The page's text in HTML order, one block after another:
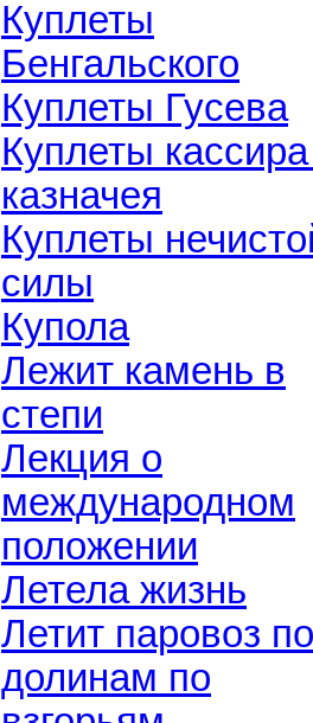
Куплеты
Бенгальского
Куплеты Гусева
Куплеты
казначея
Куплеты
силы
Купола
Лежит камень в
степи
Лекция о
международном
положении
Летела жизнь
Летит паровоз по
долинам по